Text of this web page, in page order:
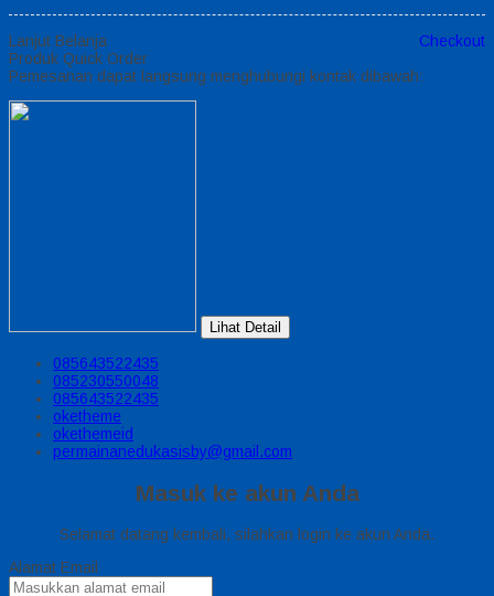
Lanjut Belanja
Checkout
Produk Quick Order
Pemesanan dapat langsung menghubungi kontak dibawah:
Lihat Detail
085643522435
085230550048
085643522435
oketheme
okethemeid
permainanedukasisby@gmail.com
Masuk ke akun Anda
Selamat datang kembali, silahkan login ke akun Anda.
Alamat Email